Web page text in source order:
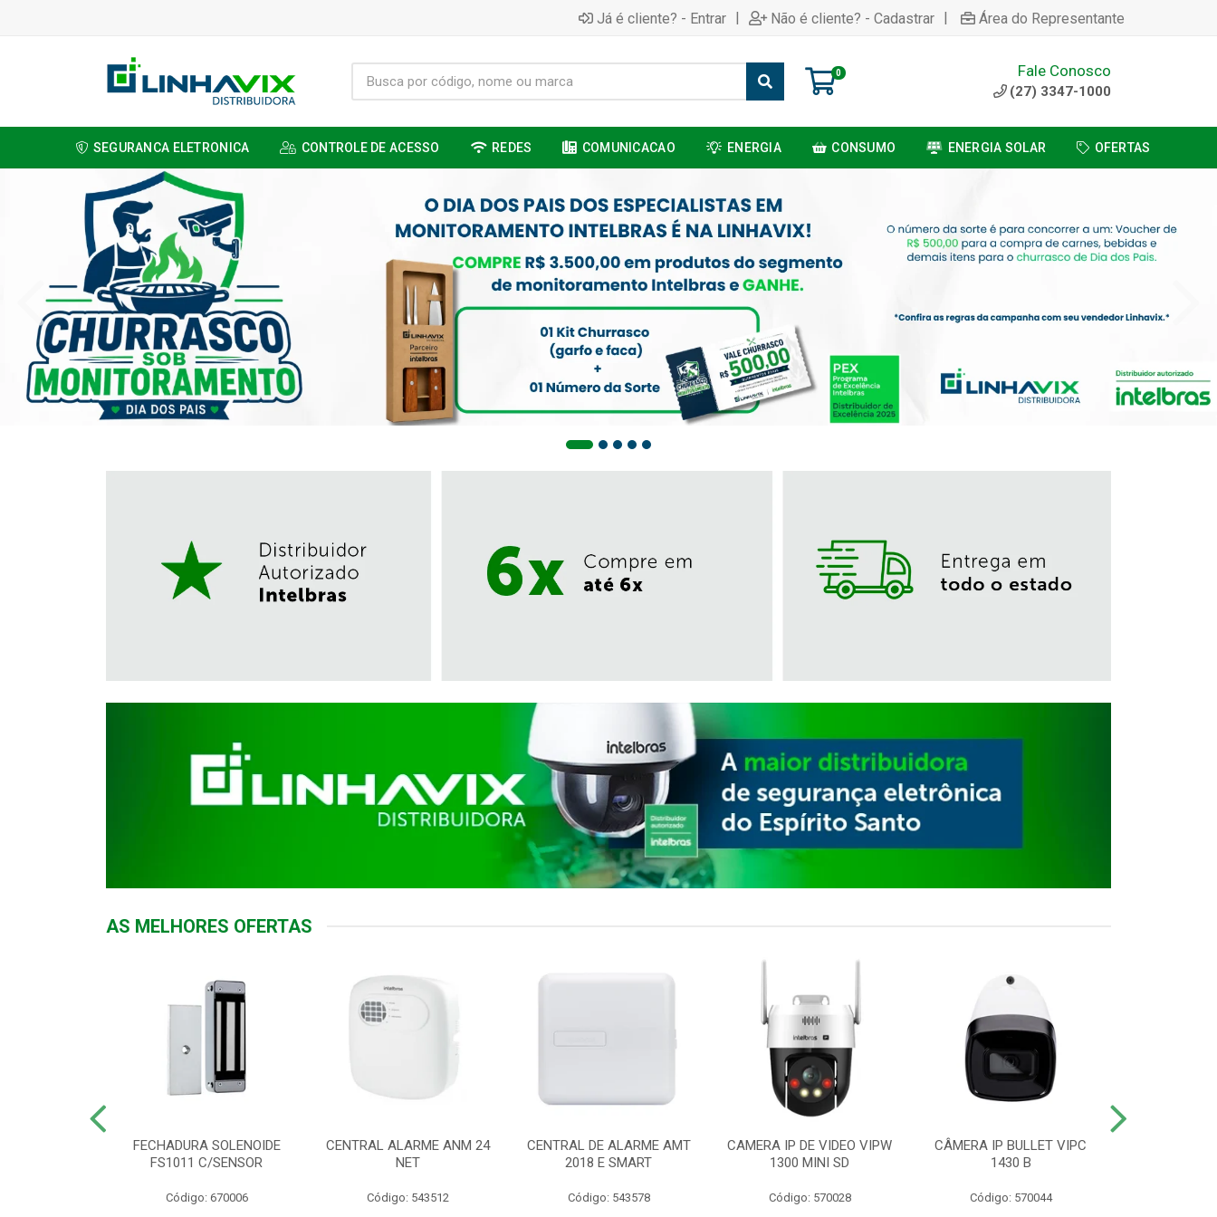
Já é cliente? - Entrar | Não é cliente? - Cadastrar | Área do Representante
0 Fale Conosco
(27) 3347-1000
SEGURANCA ELETRONICA CONTROLE DE ACESSO REDES COMUNICACAO ENERGIA CONSUMO ENERGIA SOLAR OFERTAS
AS MELHORES OFERTAS
FECHADURA SOLENOIDE
FS1011 C/SENSOR
Código: 670006
CENTRAL ALARME ANM 24
NET
Código: 543512
CENTRAL DE ALARME AMT
2018 E SMART
Código: 543578
CAMERA IP DE VIDEO VIPW
1300 MINI SD
Código: 570028
CÂMERA IP BULLET VIPC
1430 B
Código: 570044